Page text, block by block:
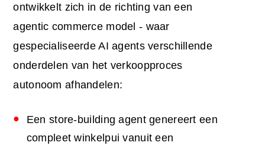
ontwikkelt zich in de richting van een
agentic commerce model - waar
gespecialiseerde AI agents verschillende
onderdelen van het verkoopproces
autonoom afhandelen:
Een store-building agent genereert een
compleet winkelpui vanuit een